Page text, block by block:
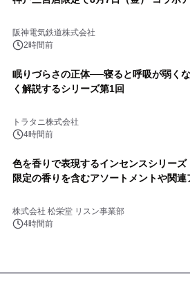
阪神電気鉄道株式会社
2時間前
眠りづらさの正体──寝ると呼吸が弱く
く解説するシリーズ第1回
トラタニ株式会社
4時間前
色を香りで表現するインセンスシリー
限定の香りを含むアソートメントや関
株式会社 松栄堂 リスン事業部
4時間前